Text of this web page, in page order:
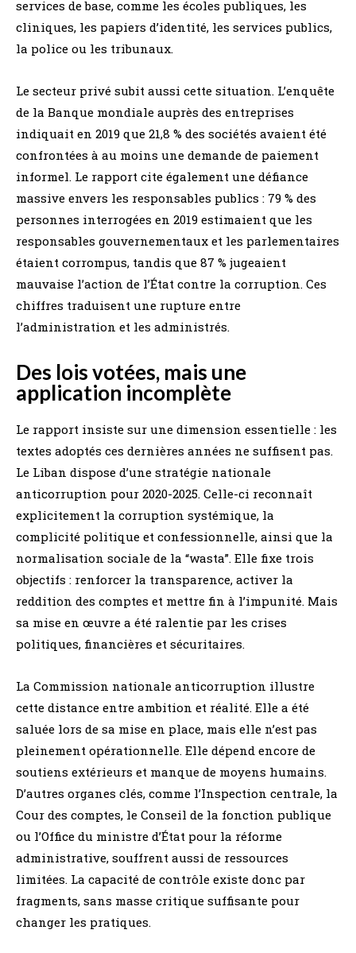
services de base, comme les écoles publiques, les
cliniques, les papiers d’identité, les services publics,
la police ou les tribunaux.
Le secteur privé subit aussi cette situation. L’enquête
de la Banque mondiale auprès des entreprises
indiquait en 2019 que 21,8 % des sociétés avaient été
confrontées à au moins une demande de paiement
informel. Le rapport cite également une défiance
massive envers les responsables publics : 79 % des
personnes interrogées en 2019 estimaient que les
responsables gouvernementaux et les parlementaires
étaient corrompus, tandis que 87 % jugeaient
mauvaise l’action de l’État contre la corruption. Ces
chiffres traduisent une rupture entre
l’administration et les administrés.
Des lois votées, mais une
application incomplète
Le rapport insiste sur une dimension essentielle : les
textes adoptés ces dernières années ne suffisent pas.
Le Liban dispose d’une stratégie nationale
anticorruption pour 2020-2025. Celle-ci reconnaît
explicitement la corruption systémique, la
complicité politique et confessionnelle, ainsi que la
normalisation sociale de la “wasta”. Elle fixe trois
objectifs : renforcer la transparence, activer la
reddition des comptes et mettre fin à l’impunité. Mais
sa mise en œuvre a été ralentie par les crises
politiques, financières et sécuritaires.
La Commission nationale anticorruption illustre
cette distance entre ambition et réalité. Elle a été
saluée lors de sa mise en place, mais elle n’est pas
pleinement opérationnelle. Elle dépend encore de
soutiens extérieurs et manque de moyens humains.
D’autres organes clés, comme l’Inspection centrale, la
Cour des comptes, le Conseil de la fonction publique
ou l’Office du ministre d’État pour la réforme
administrative, souffrent aussi de ressources
limitées. La capacité de contrôle existe donc par
fragments, sans masse critique suffisante pour
changer les pratiques.